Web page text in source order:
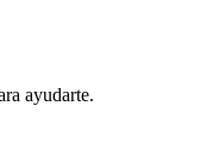
ayudarte.